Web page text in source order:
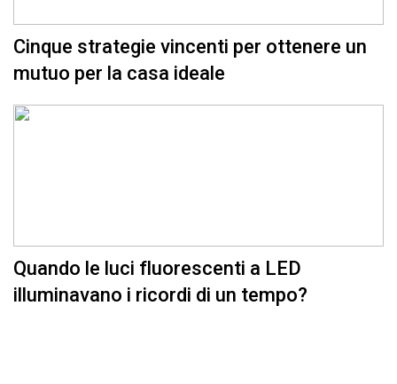
Cinque strategie vincenti per ottenere un
mutuo per la casa ideale
Quando le luci fluorescenti a LED
illuminavano i ricordi di un tempo?